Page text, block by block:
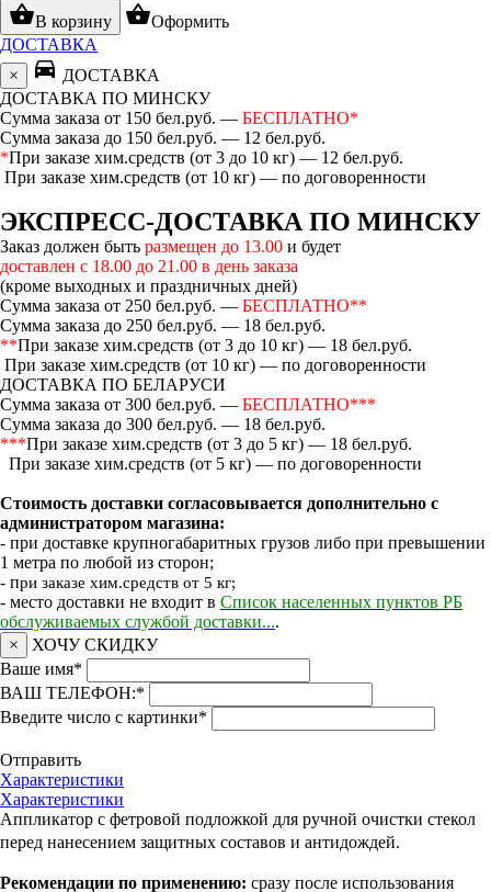
shopping_basketВ корзину shopping_basketОформить
ДОСТАВКА
×
directions_car ДОСТАВКА
ДОСТАВКА ПО МИНСКУ
Сумма заказа от 150 бел.руб. — БЕСПЛАТНО*
Сумма заказа до 150 бел.руб. — 12 бел.руб.
*При заказе хим.средств (от 3 до 10 кг) — 12 бел.руб.
При заказе хим.средств (от 10 кг) — по договоренности
ЭКСПРЕСС-ДОСТАВКА ПО МИНСКУ
Заказ должен быть размещен до 13.00 и будет
доставлен с 18.00 до 21.00 в день заказа
(кроме выходных и праздничных дней)
Сумма заказа от 250 бел.руб. — БЕСПЛАТНО**
Сумма заказа до 250 бел.руб. — 18 бел.руб.
**При заказе хим.средств (от 3 до 10 кг) — 18 бел.руб.
При заказе хим.средств (от 10 кг) — по договоренности
ДОСТАВКА ПО БЕЛАРУСИ
Сумма заказа от 300 бел.руб. — БЕСПЛАТНО***
Сумма заказа до 300 бел.руб. — 18 бел.руб.
***При заказе хим.средств (от 3 до 5 кг) — 18 бел.руб.
При заказе хим.средств (от 5 кг) — по договоренности
Стоимость доставки согласовывается дополнительно с
администратором магазина:
- при доставке крупногабаритных грузов либо при превышении
1 метра по любой из сторон;
- при заказе хим.средств от 5 кг;
- место доставки не входит в Список населенных пунктов РБ
обслуживаемых службой доставки....
×
ХОЧУ СКИДКУ
Ваше имя*
ВАШ ТЕЛЕФОН:*
Введите число с картинки*
Отправить
Характеристики
Характеристики
Аппликатор с фетровой подложкой для ручной очистки стекол
перед нанесением защитных составов и антидождей.
Рекомендации по применению: сразу после использования